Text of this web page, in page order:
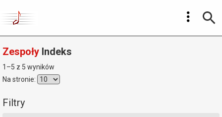
Zespoły Indeks
1–5 z 5 wyników
Na stronie:
Filtry